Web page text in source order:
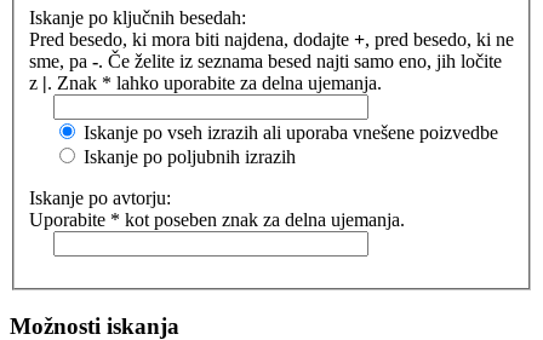
Iskanje po ključnih besedah:
Pred besedo, ki mora biti najdena, dodajte +, pred besedo, ki ne
sme, pa -. Če želite iz seznama besed najti samo eno, jih ločite
z |. Znak * lahko uporabite za delna ujemanja.
Iskanje po vseh izrazih ali uporaba vnešene poizvedbe
Iskanje po poljubnih izrazih
Iskanje po avtorju:
Uporabite * kot poseben znak za delna ujemanja.
Možnosti iskanja